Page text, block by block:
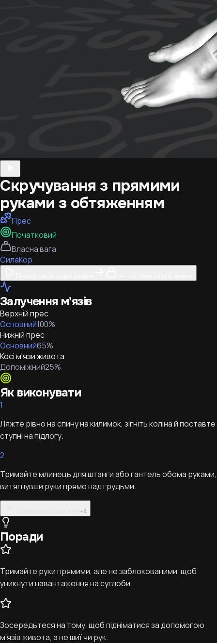
Скручування з прямими
руками з обтяженням
Прес
Початковий
Власна вага
СилаКор
Залучення м'язів
Верхній прес
Основний100%
Нижній прес
Основний65%
Косі м'язи живота
Допоміжний25%
Як виконувати
1
Ляжте рівно на спину на килимок, зігніть коліна й поставте
ступні на підлогу.
2
Тримайте млинець для штанги або гантель обома руками,
витягнувши руки прямо над грудьми.
+4
Поради
Тримайте руки прямими, але не заблокованими, щоб
уникнути навантаження на суглоби.
Зосередьтеся на тому, щоб підніматися за допомогою
м’язів живота, а не шиї чи рук.